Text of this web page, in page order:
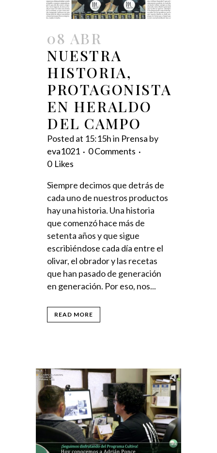
08 ABR
NUESTRA
HISTORIA,
PROTAGONISTA
EN HERALDO
DEL CAMPO
Posted at 15:15hin Prensa by
eva1021
0 Comments
0 Likes
Siempre decimos que detrás de
cada uno de nuestros productos
hay una historia. Una historia
que comenzó hace más de
setenta años y que sigue
escribiéndose cada día entre el
olivar, el obrador y las recetas
que han pasado de generación
en generación. Por eso, nos...
READ MORE